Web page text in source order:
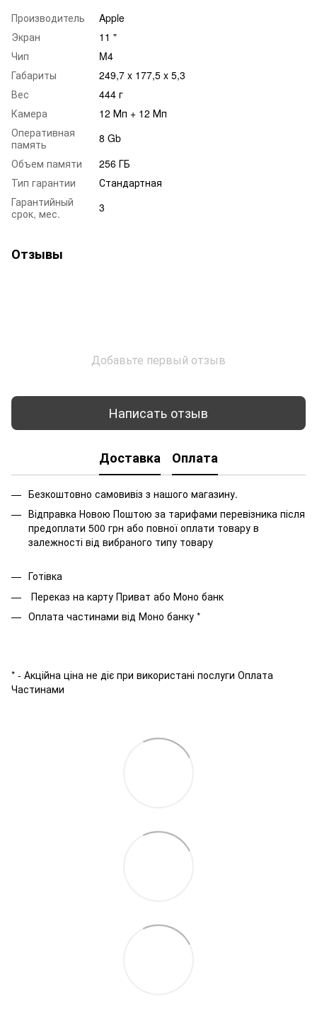
Производитель
Apple
Экран
11 "
Чип
M4
Габариты
249,7 x 177,5 x 5,3
Вес
444 г
Камера
12 Мп + 12 Мп
Оперативная
память
8 Gb
Объем памяти
256 ГБ
Тип гарантии
Стандартная
Гарантийный
срок, мес.
3
Отзывы
Добавьте первый отзыв
Написать отзыв
Доставка Оплата
Безкоштовно самовивіз з нашого магазину.
Відправка Новою Поштою за тарифами перевізника після
предоплати 500 грн або повної оплати товару в
залежності від вибраного типу товару
Готівка
Переказ на карту Приват або Моно банк
Оплата частинами від Моно банку *
* - Акційна ціна не діє при використані послуги Оплата
Частинами